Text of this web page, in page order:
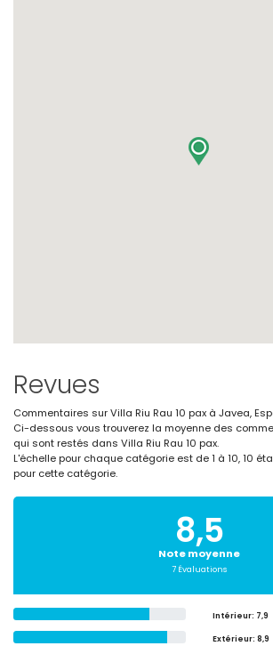
Revues
Commentaires sur Villa Riu Rau 10 pax à Javea,
Ci-dessous vous trouverez la moyenne des
qui sont restés dans Villa Riu Rau 10 pax.
L'échelle pour chaque catégorie est de 1 à 10, 10
pour cette catégorie.
8,5
Note moyenne
7 Évaluations
Intérieur: 7,9
Extérieur: 8,9